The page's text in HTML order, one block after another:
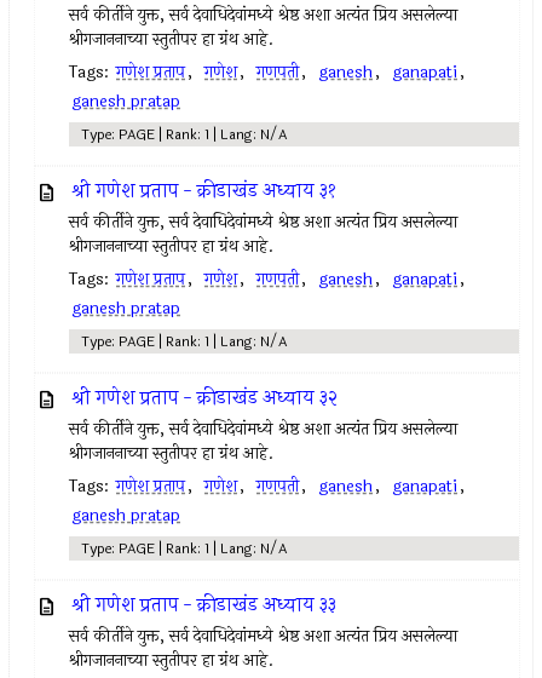
सर्व कीर्तीने युक्त, सर्व देवाधिदेवांमध्ये श्रेष्ठ अशा अत्यंत प्रिय असलेल्या
श्रीगजाननाच्या स्तुतीपर हा ग्रंथ आहे.
Tags: गणेश प्रताप, गणेश, गणपती, ganesh, ganapati,
ganesh pratap
Type: PAGE | Rank: 1 | Lang: N/A
श्री गणेश प्रताप - क्रीडाखंड अध्याय ३१
सर्व कीर्तीने युक्त, सर्व देवाधिदेवांमध्ये श्रेष्ठ अशा अत्यंत प्रिय असलेल्या
श्रीगजाननाच्या स्तुतीपर हा ग्रंथ आहे.
Tags: गणेश प्रताप, गणेश, गणपती, ganesh, ganapati,
ganesh pratap
Type: PAGE | Rank: 1 | Lang: N/A
श्री गणेश प्रताप - क्रीडाखंड अध्याय ३२
सर्व कीर्तीने युक्त, सर्व देवाधिदेवांमध्ये श्रेष्ठ अशा अत्यंत प्रिय असलेल्या
श्रीगजाननाच्या स्तुतीपर हा ग्रंथ आहे.
Tags: गणेश प्रताप, गणेश, गणपती, ganesh, ganapati,
ganesh pratap
Type: PAGE | Rank: 1 | Lang: N/A
श्री गणेश प्रताप - क्रीडाखंड अध्याय ३३
सर्व कीर्तीने युक्त, सर्व देवाधिदेवांमध्ये श्रेष्ठ अशा अत्यंत प्रिय असलेल्या
श्रीगजाननाच्या स्तुतीपर हा ग्रंथ आहे.